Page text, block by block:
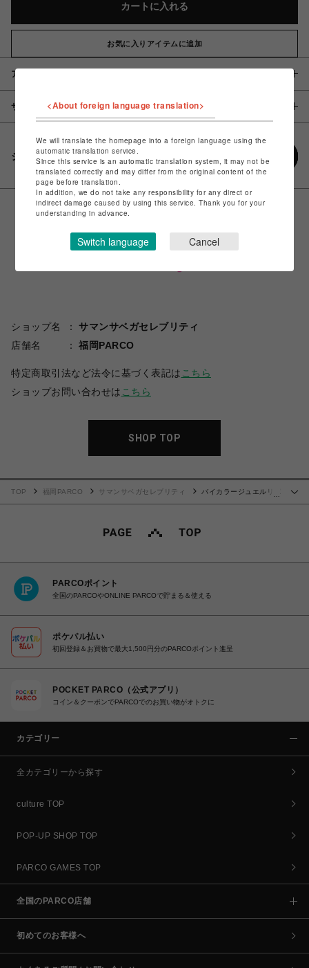
カートに入れる
お気に入りアイテムに追加
アイテム説明 / 素材
サイズ
シェアする
ショップ名
サマンサベガセレブリティ
店舗名
福岡PARCO
特定商取引法など法令に基づく表記は こちら
ショップお問い合わせは こちら
SHOP TOP
…
TOP 福岡PARCO サマンサベガセレブリティ
バイカラージュエルリボ
PARCOポイント
全国のPARCOやONLINE PARCOで貯まる＆使える
ポケパル払い
初回登録＆お買物で最大1,500円分のPARCOポイント進呈
POCKET PARCO（公式アプリ）
コイン＆クーポンでPARCOでのお買い物がオトクに
カテゴリー
全カテゴリーから探す
culture TOP
POP-UP SHOP TOP
PARCO GAMES TOP
全国のPARCO店舗
初めてのお客様へ
<About foreign language translation>
We will translate the homepage into a foreign language using the
automatic translation service.
Since this service is an automatic translation system, it may not be
translated correctly and may differ from the original content of the
page before translation.
In addition, we do not take any responsibility for any direct or
indirect damage caused by using this service. Thank you for your
understanding in advance.
Switch language Cancel